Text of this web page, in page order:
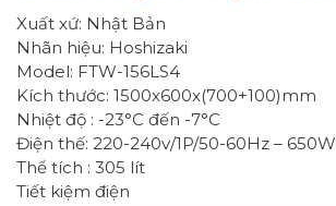
Xuất xứ: Nhật Bản
Nhãn hiệu: Hoshizaki
Model: FTW-156LS4
Kích thước: 1500x600x(700+100)mm
Nhiệt độ : -23°C đến -7°C
Điện thế: 220-240v/1P/50-60Hz – 650W
Thể tích : 305 lít
Tiết kiệm điện